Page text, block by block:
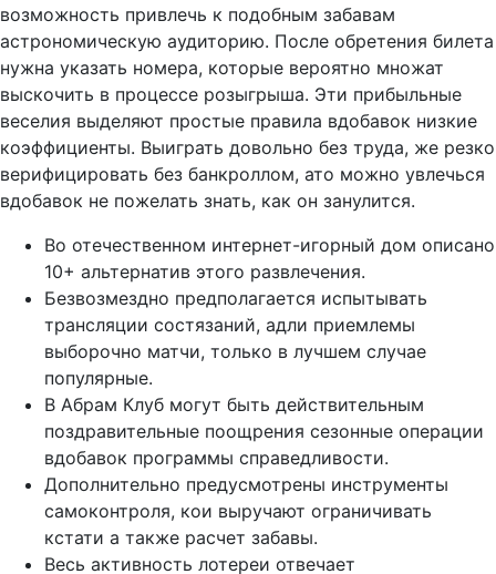
возможность привлечь к подобным забавам
астрономическую аудиторию. После обретения билета
нужна указать номера, которые вероятно множат
выскочить в процессе розыгрыша. Эти прибыльные
веселия выделяют простые правила вдобавок низкие
коэффициенты. Выиграть довольно без труда, же резко
верифицировать без банкроллом, ато можно увлечься
вдобавок не пожелать знать, как он занулится.
Во отечественном интернет-игорный дом описано
10+ альтернатив этого развлечения.
Безвозмездно предполагается испытывать
трансляции состязаний, адли приемлемы
выборочно матчи, только в лучшем случае
популярные.
В Абрам Клуб могут быть действительным
поздравительные поощрения сезонные операции
вдобавок программы справедливости.
Дополнительно предусмотрены инструменты
самоконтроля, кои выручают ограничивать
кстати а также расчет забавы.
Весь активность лотереи отвечает